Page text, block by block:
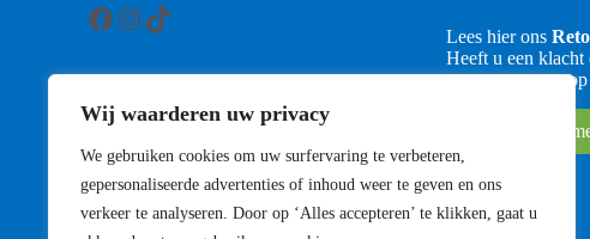
Wij waarderen uw privacy
We gebruiken cookies om uw surfervaring te verbeteren,
gepersonaliseerde advertenties of inhoud weer te geven en ons
verkeer te analyseren. Door op ‘Alles accepteren’ te klikken, gaat u
Facebook
Instagram
TikTok
Lees hier ons
Heeft u een klacht
contact met ons op
Contact